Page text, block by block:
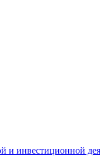
и инвестиционной